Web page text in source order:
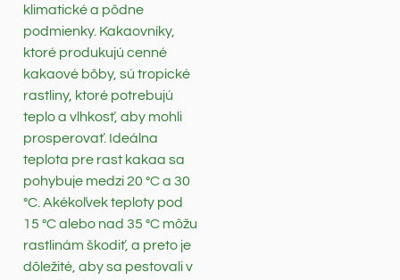
klimatické a pôdne
podmienky. Kakaovníky,
ktoré produkujú cenné
kakaové bôby, sú tropické
rastliny, ktoré potrebujú
teplo a vlhkosť, aby mohli
prosperovať. Ideálna
teplota pre rast kakaa sa
pohybuje medzi 20 °C a 30
°C. Akékoľvek teploty pod
15 °C alebo nad 35 °C môžu
rastlinám škodiť, a preto je
dôležité, aby sa pestovali v